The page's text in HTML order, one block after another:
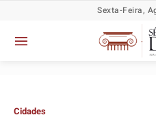
Sexta-Feira,
Cidades